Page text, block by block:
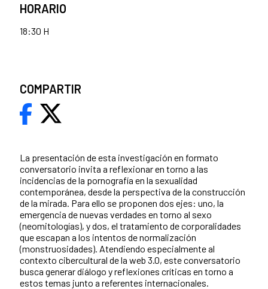
La presentación de esta investigación en formato
conversatorio invita a reflexionar en torno a las
incidencias de la pornografía en la sexualidad
contemporánea, desde la perspectiva de la construcción
de la mirada. Para ello se proponen dos ejes: uno, la
emergencia de nuevas verdades en torno al sexo
(neomitologías), y dos, el tratamiento de corporalidades
que escapan a los intentos de normalización
(monstruosidades). Atendiendo especialmente al
contexto cibercultural de la web 3.0, este conversatorio
busca generar diálogo y reflexiones críticas en torno a
estos temas junto a referentes internacionales.
HORARIO
18:30 H
COMPARTIR